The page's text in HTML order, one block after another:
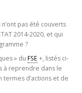
pas été couverts
2014-2020, et qui
?
» du FSE +, listés ci-
à reprendre dans le
termes d’actions et de